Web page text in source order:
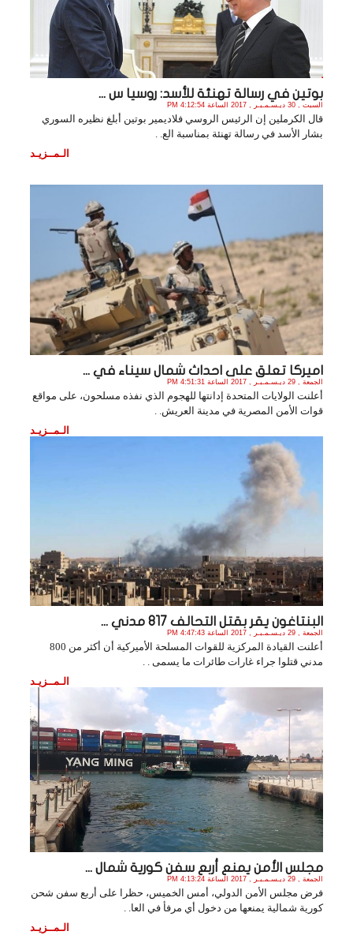
بوتين في رسالة تهنئة للأسد: روسيا س ...
السبت , 30 ديـسـمـبـر , 2017 الساعة 4:12:54 PM
قال الكرملين إن الرئيس الروسي فلاديمير بوتين أبلغ نظيره السوري
بشار الأسد في رسالة تهنئة بمناسبة الع. .
الـمــزيـد
اميركا تعلق على احداث شمال سيناء في ...
الجمعة , 29 ديـسـمـبـر , 2017 الساعة 4:51:31 PM
أعلنت الولايات المتحدة إدانتها للهجوم الذي نفذه مسلحون، على مواقع
قوات الأمن المصرية في مدينة العريش. .
الـمــزيـد
البنتاغون يقر بقتل التحالف 817 مدني ...
الجمعة , 29 ديـسـمـبـر , 2017 الساعة 4:47:43 PM
أعلنت القيادة المركزية للقوات المسلحة الأميركية أن أكثر من 800
مدني قتلوا جراء غارات طائرات ما يسمى . .
الـمــزيـد
مجلس الأمن يمنع أربع سفن كورية شمال ...
الجمعة , 29 ديـسـمـبـر , 2017 الساعة 4:13:24 PM
فرض مجلس الأمن الدولي، أمس الخميس، حظرا على أربع سفن شحن
كورية شمالية يمنعها من دخول أي مرفأ في العا. .
الـمــزيـد